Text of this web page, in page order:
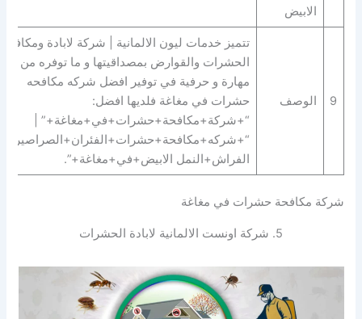
الابيض
9 الوصف
تتميز خدمات ليون الالمانية | شركة لابادة ومكافحة
الحشرات والقوارض بمصداقيتها و ما توفره من
مهارة و حرفية في توفير افضل شركه مكافحه
حشرات في مغاغة فلديها افضل:
“+شركة+مكافحة+حشرات+في+مغاغة+” |
الفراش+النمل الابيض+في+مغاغة+”.
شركة مكافحة حشرات في مغاغة
5. شركة اونست الالمانية لابادة الحشرات